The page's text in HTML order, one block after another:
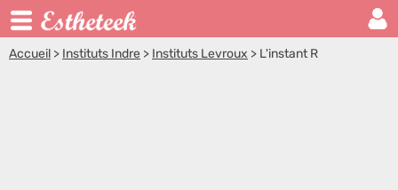
Accueil > Instituts Indre > Instituts Levroux > L'instant R